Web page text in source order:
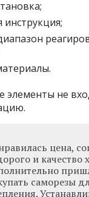
инструкция;
элементы не
цена,
и качество
саморезы